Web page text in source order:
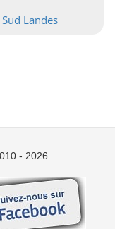
Landes
- 2026